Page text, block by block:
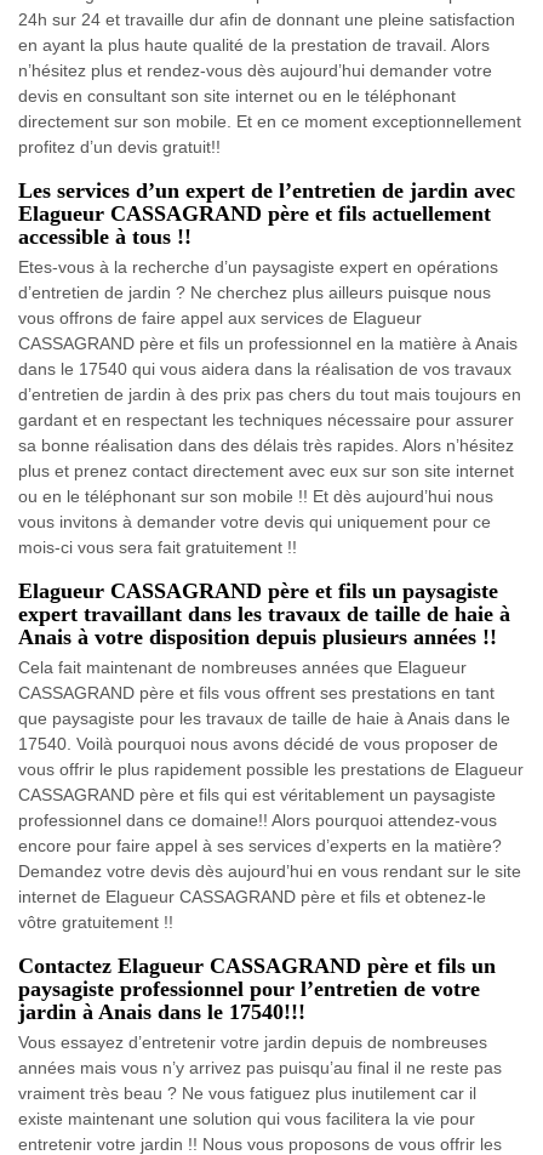
24h sur 24 et travaille dur afin de donnant une pleine satisfaction
en ayant la plus haute qualité de la prestation de travail. Alors
n’hésitez plus et rendez-vous dès aujourd’hui demander votre
devis en consultant son site internet ou en le téléphonant
directement sur son mobile. Et en ce moment exceptionnellement
profitez d’un devis gratuit!!
Les services d’un expert de l’entretien de jardin avec
Elagueur CASSAGRAND père et fils actuellement
accessible à tous !!
Etes-vous à la recherche d’un paysagiste expert en opérations
d’entretien de jardin ? Ne cherchez plus ailleurs puisque nous
vous offrons de faire appel aux services de Elagueur
CASSAGRAND père et fils un professionnel en la matière à Anais
dans le 17540 qui vous aidera dans la réalisation de vos travaux
d’entretien de jardin à des prix pas chers du tout mais toujours en
gardant et en respectant les techniques nécessaire pour assurer
sa bonne réalisation dans des délais très rapides. Alors n’hésitez
plus et prenez contact directement avec eux sur son site internet
ou en le téléphonant sur son mobile !! Et dès aujourd’hui nous
vous invitons à demander votre devis qui uniquement pour ce
mois-ci vous sera fait gratuitement !!
Elagueur CASSAGRAND père et fils un paysagiste
expert travaillant dans les travaux de taille de haie à
Anais à votre disposition depuis plusieurs années !!
Cela fait maintenant de nombreuses années que Elagueur
CASSAGRAND père et fils vous offrent ses prestations en tant
que paysagiste pour les travaux de taille de haie à Anais dans le
17540. Voilà pourquoi nous avons décidé de vous proposer de
vous offrir le plus rapidement possible les prestations de Elagueur
CASSAGRAND père et fils qui est véritablement un paysagiste
professionnel dans ce domaine!! Alors pourquoi attendez-vous
encore pour faire appel à ses services d’experts en la matière?
Demandez votre devis dès aujourd’hui en vous rendant sur le site
internet de Elagueur CASSAGRAND père et fils et obtenez-le
vôtre gratuitement !!
Contactez Elagueur CASSAGRAND père et fils un
paysagiste professionnel pour l’entretien de votre
jardin à Anais dans le 17540!!!
Vous essayez d’entretenir votre jardin depuis de nombreuses
années mais vous n’y arrivez pas puisqu’au final il ne reste pas
vraiment très beau ? Ne vous fatiguez plus inutilement car il
existe maintenant une solution qui vous facilitera la vie pour
entretenir votre jardin !! Nous vous proposons de vous offrir les